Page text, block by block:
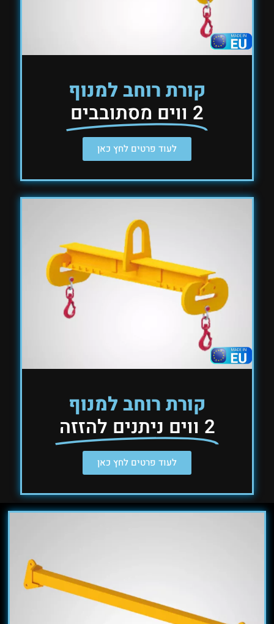
קורת רוחב למנוף
2 ווים מסתובבים
לעוד פרטים לחץ כאן
קורת רוחב למנוף
2 ווים ניתנים להזזה
לעוד פרטים לחץ כאן